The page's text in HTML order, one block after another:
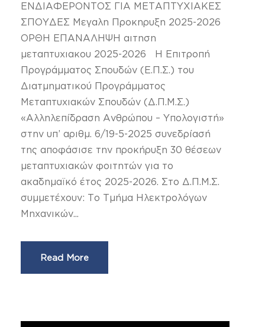
ΕΝΔΙΑΦΕΡΟΝΤΟΣ ΓΙΑ ΜΕΤΑΠΤΥΧΙΑΚΕΣ
ΣΠΟΥΔΕΣ Μεγαλη Προκηρυξη 2025-2026
ΟΡΘΗ ΕΠΑΝΑΛΗΨΗ αιτηση
μεταπτυχιακου 2025-2026 Η Επιτροπή
Προγράμματος Σπουδών (Ε.Π.Σ.) του
Διατμηματικού Προγράμματος
Μεταπτυχιακών Σπουδών (Δ.Π.Μ.Σ.)
«Αλληλεπίδραση Ανθρώπου – Υπολογιστή»
στην υπ’ αριθμ. 6/19-5-2025 συνεδρίασή
της αποφάσισε την προκήρυξη 30 θέσεων
μεταπτυχιακών φοιτητών για το
ακαδημαϊκό έτος 2025-2026. Στο Δ.Π.Μ.Σ.
συμμετέχουν: Το Τμήμα Ηλεκτρολόγων
Μηχανικών...
Read More